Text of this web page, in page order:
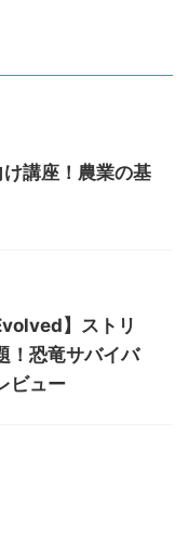
け講座！農業の基
】ストリ
！恐竜サバイバ
ビュー